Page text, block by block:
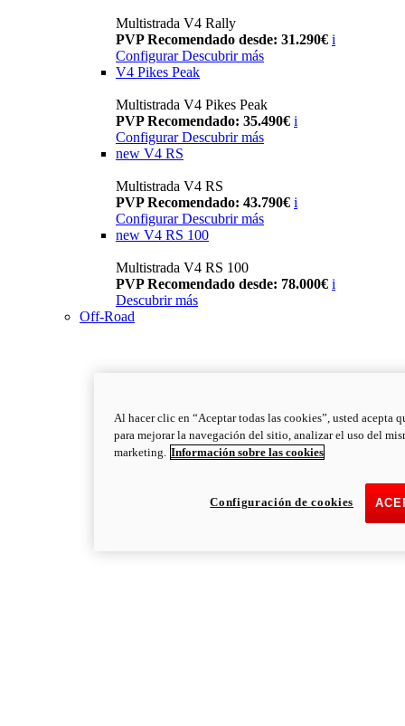
Multistrada V4 Rally
PVP Recomendado desde: 31.290€ i
Configurar Descubrir más
V4 Pikes Peak
Multistrada V4 Pikes Peak
PVP Recomendado: 35.490€ i
Configurar Descubrir más
new V4 RS
Multistrada V4 RS
PVP Recomendado: 43.790€ i
ConfigurarDescubrir más
new V4 RS 100
Multistrada V4 RS 100
PVP Recomendado desde: 78.000€ i
Descubrir más
Off-Road
Al hacer clic en “Aceptar todas las cookies”, usted acepta
para mejorar la navegación del sitio, analizar el uso del
marketing. Información sobre las cookies
Configuración de cookies